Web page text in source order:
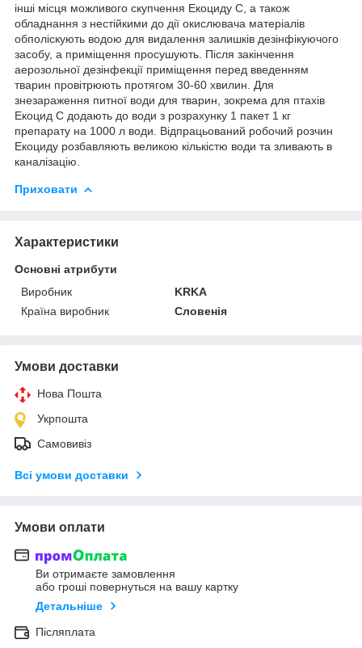
інші місця можливого скупчення Екоциду С, а також
обладнання з нестійкими до дії окислювача матеріалів
обполіскують водою для видалення залишків дезінфікуючого
засобу, а приміщення просушують. Після закінчення
аерозольної дезінфекції приміщення перед введенням
тварин провітрюють протягом 30-60 хвилин. Для
знезараження питної води для тварин, зокрема для птахів
Екоцид С додають до води з розрахунку 1 пакет 1 кг
препарату на 1000 л води. Відпрацьований робочий розчин
Екоциду розбавляють великою кількістю води та зливають в
каналізацію.
Приховати
Характеристики
Основні атрибути
Виробник
KRKA
Країна виробник
Словенія
Умови доставки
Нова Пошта
Укрпошта
Самовивіз
Всі умови доставки
Умови оплати
Ви отримаєте замовлення
або гроші повернуться на вашу картку
Детальніше
Післяплата